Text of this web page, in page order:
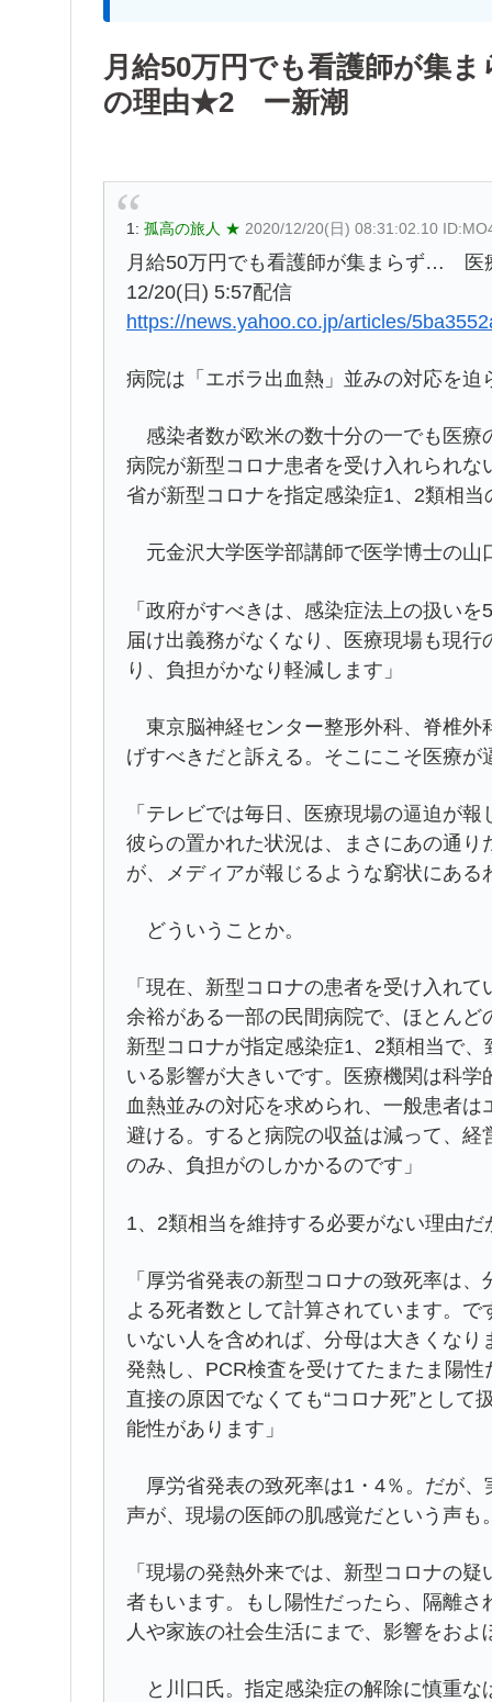
月給50万円でも看護師が集
の理由★2 ー新潮
1: 孤高の旅人 ★ 2020/12/20(日) 08:31:02.10
月給50万円でも看護師が集まらず… 医
12/20(日) 5:57配信
https://news.yahoo.co.jp/articles/
病院は「エボラ出血熱」並みの対応を
感染者数が欧米の数十分の一でも医療
病院が新型コロナ患者を受け入れられ
省が新型コロナを指定感染症1、2類相
元金沢大学医学部講師で医学博士の山
「政府がすべきは、感染症法上の扱い
届け出義務がなくなり、医療現場も現
り、負担がかなり軽減します」
東京脳神経センター整形外科、脊椎外
げすべきだと訴える。そこにこそ医療
「テレビでは毎日、医療現場の逼迫が
彼らの置かれた状況は、まさにあの通
が、メディアが報じるような窮状にある
どういうことか。
「現在、新型コロナの患者を受け入れ
余裕がある一部の民間病院で、ほとん
新型コロナが指定感染症1、2類相当で
いる影響が大きいです。医療機関は科
血熱並みの対応を求められ、一般患者
避ける。すると病院の収益は減って、
のみ、負担がのしかかるのです」
1、2類相当を維持する必要がない理由だ
「厚労省発表の新型コロナの致死率は
よる死者数として計算されています。
いない人を含めれば、分母は大きくな
発熱し、PCR検査を受けてたまたま陽
直接の原因でなくても“コロナ死”とし
能性があります」
厚労省発表の致死率は1・4％。だが、
声が、現場の医師の肌感覚だという声
「現場の発熱外来では、新型コロナの
者もいます。もし陽性だったら、隔離
人や家族の社会生活にまで、影響をお
と川口氏。指定感染症の解除に慎重な